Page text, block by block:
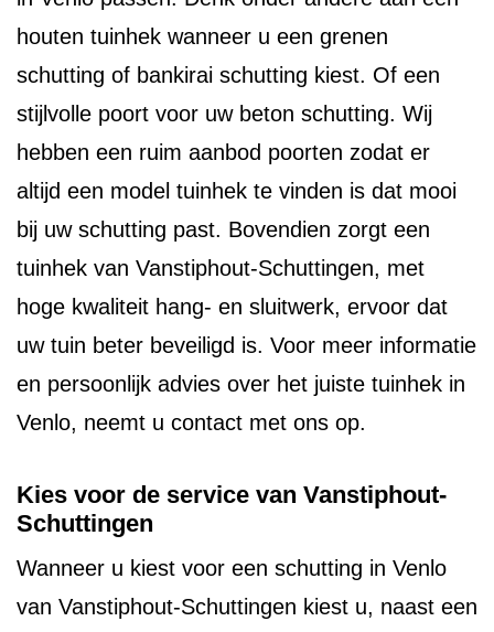
houten tuinhek wanneer u een grenen
schutting of bankirai schutting kiest. Of een
stijlvolle poort voor uw beton schutting. Wij
hebben een ruim aanbod poorten zodat er
altijd een model tuinhek te vinden is dat mooi
bij uw schutting past. Bovendien zorgt een
tuinhek van Vanstiphout-Schuttingen, met
hoge kwaliteit hang- en sluitwerk, ervoor dat
uw tuin beter beveiligd is. Voor meer informatie
en persoonlijk advies over het juiste tuinhek in
Venlo, neemt u contact met ons op.
Kies voor de service van Vanstiphout-
Schuttingen
Wanneer u kiest voor een schutting in Venlo
van Vanstiphout-Schuttingen kiest u, naast een